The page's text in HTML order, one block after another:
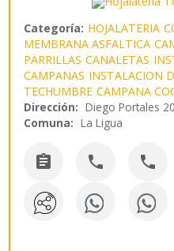
Categoría: HOJALATERIA
MEMBRANA ASFALTICA
PARRILLAS CANALETAS
CAMPANAS INSTALACION
TECHUMBRE CAMPANA
Dirección: Diego Portales
Comuna: La Ligua
  